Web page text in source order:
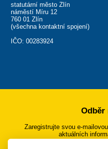
statutární město Zlín
náměstí Míru 12
760 01 Zlín
(všechna kontaktní spojení)
IČO: 00283924
Odběr
Zaregistrujte svou e-
aktuálních